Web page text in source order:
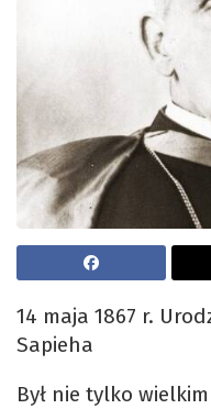
14 maja 1867 r.
Sapieha
Był nie tylko